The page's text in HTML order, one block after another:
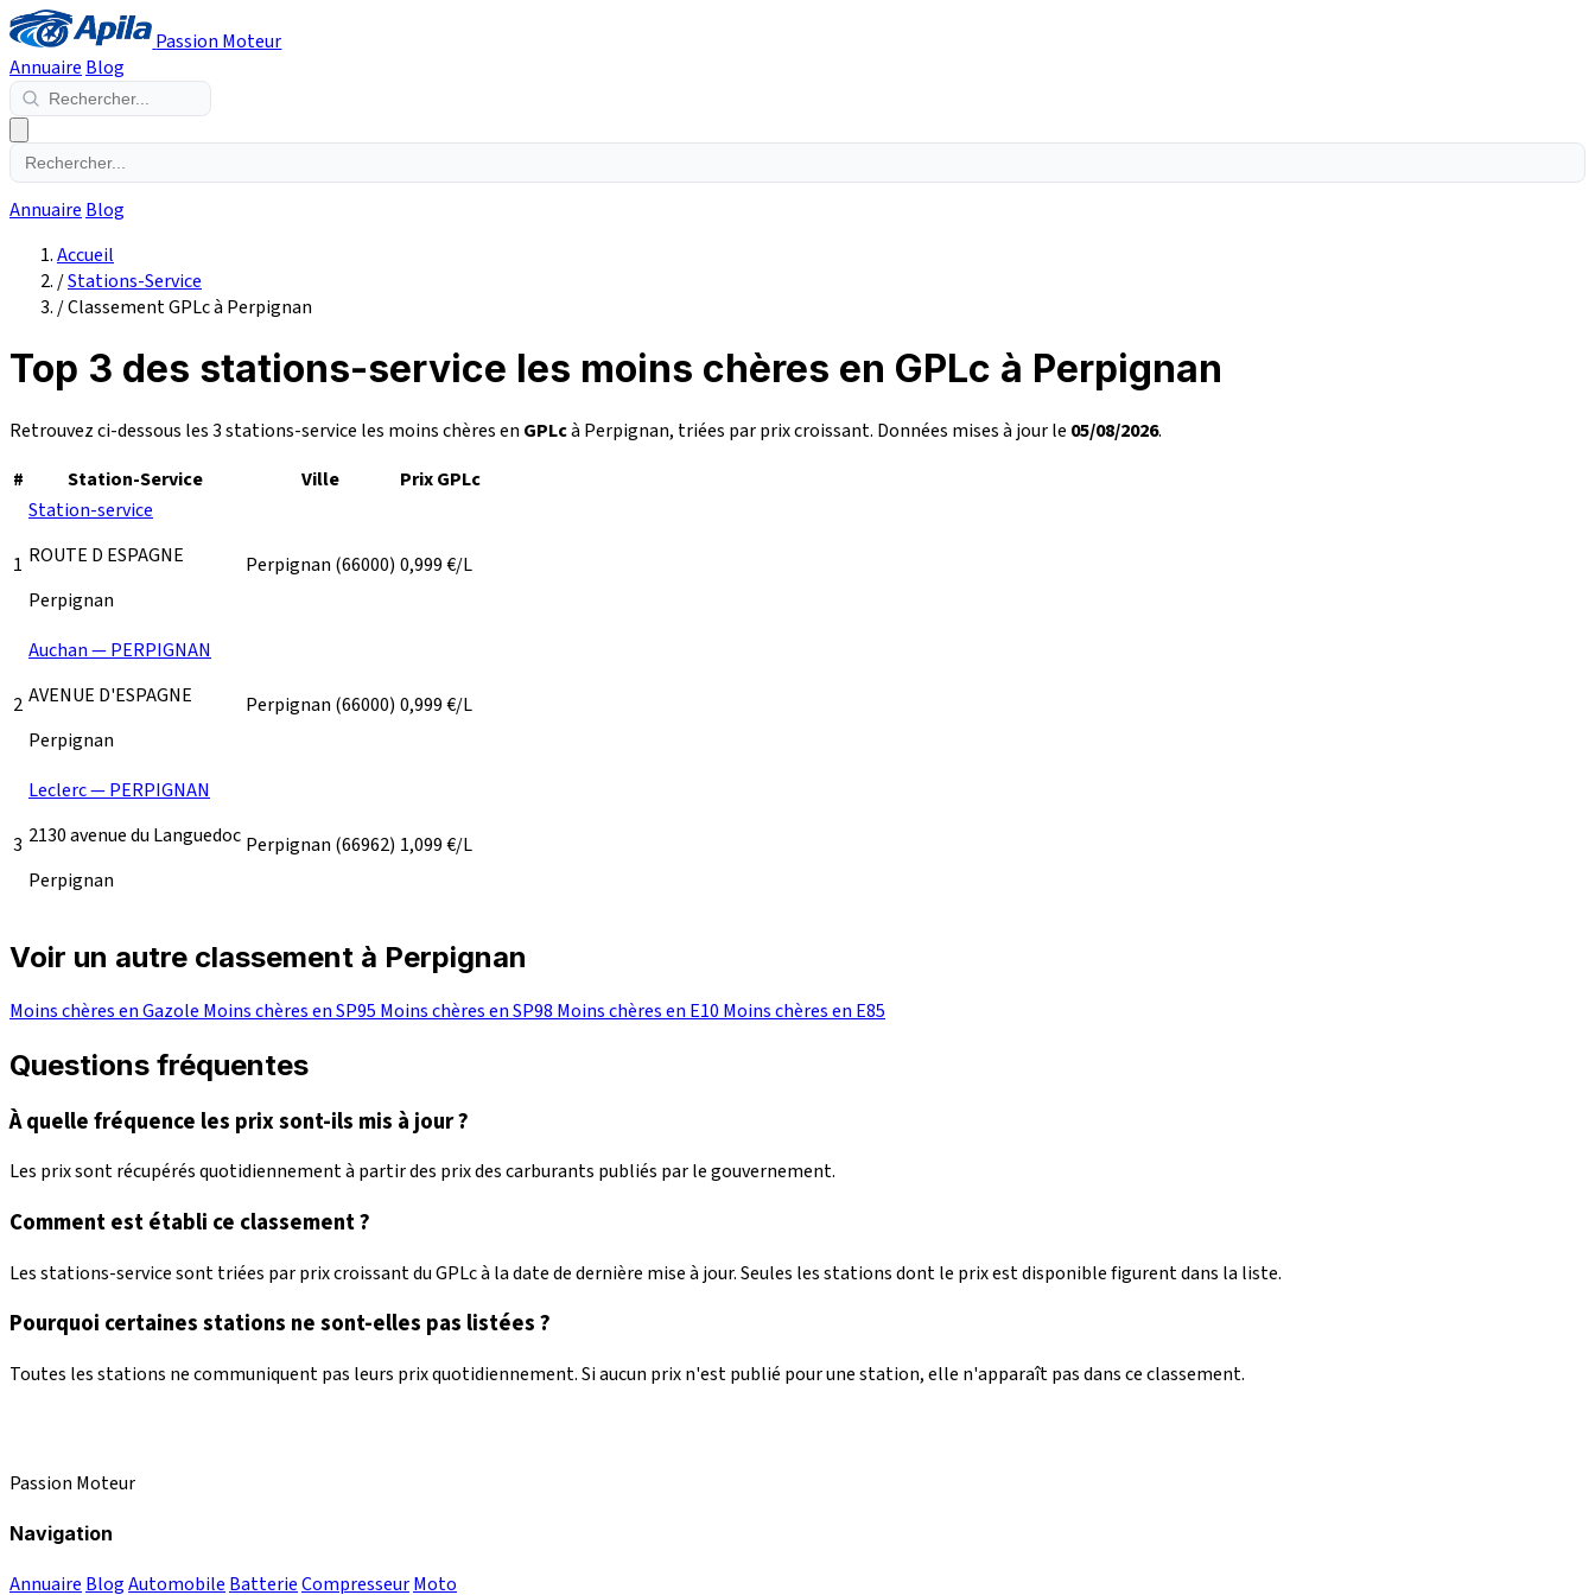
Passion Moteur
Annuaire Blog
Annuaire Blog
Accueil
/Stations-Service
/Classement GPLc à Perpignan
Top 3 des stations-service les moins chères en GPLc à Perpignan
Retrouvez ci-dessous les 3 stations-service les moins chères en GPLcà Perpignan, triées par prix croissant. Données mises à jour le 05/08/2026.
#
Station-Service Ville Prix GPLc
1
Station-service
ROUTE D ESPAGNE
Perpignan
Perpignan (66000) 0,999€/L
2
Auchan — PERPIGNAN
AVENUE D'ESPAGNE
Perpignan
Perpignan (66000) 0,999€/L
3
Leclerc — PERPIGNAN
2130 avenue du Languedoc
Perpignan
Perpignan (66962) 1,099€/L
Voir un autre classement à Perpignan
Moins chères en Gazole Moins chères en SP95 Moins chères en SP98 Moins chères en E10 Moins chères en E85
Questions fréquentes
À quelle fréquence les prix sont-ils mis à jour ?
Les prix sont récupérés quotidiennement à partir des prix des carburants publiés par le gouvernement.
Comment est établi ce classement ?
Les stations-service sont triées par prix croissant du GPLc à la date de dernière mise à jour. Seules les stations dont le prix est disponible figurent dans la liste.
Pourquoi certaines stations ne sont-elles pas listées ?
Toutes les stations ne communiquent pas leurs prix quotidiennement. Si aucun prix n'est publié pour une station, elle n'apparaît pas dans ce classement.
Passion Moteur
Navigation
Annuaire BlogAutomobile BatterieCompresseurMoto